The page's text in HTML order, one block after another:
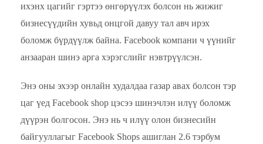
ихэнх цагийг гэртээ өнгөрүүлэх болсон нь жижиг
бизнесүүдийн хувьд онцгой давуу тал авч ирэх
боломж бүрдүүлж байна. Facebook компани ч үүнийг
анзааран шинэ арга хэрэгслийг нэвтрүүлсэн.
Энэ оны эхээр онлайн худалдаа газар авах болсон тэр
цаг үед Facebook shop цэсээ шинэчлэн илүү боломж
дүүрэн болгосон. Энэ нь ч илүү олон бизнесийн
байгууллагыг Facebook Shops ашиглан 2.6 тэрбум